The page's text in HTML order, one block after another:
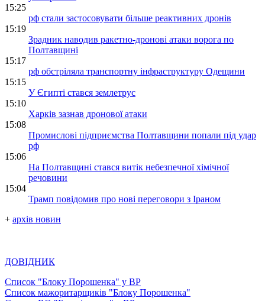
15:25
рф стали застосовувати більше реактивних дронів
15:19
Зрадник наводив ракетно-дронові атаки ворога по
Полтавщині
15:17
рф обстріляла транспортну інфраструктуру Одещини
15:15
У Єгипті стався землетрус
15:10
Харків зазнав дронової атаки
15:08
Промислові підприємства Полтавщини попали під удар
рф
15:06
На Полтавщині стався витік небезпечної хімічної
речовини
15:04
Трамп повідомив про нові переговори з Іраном
+ архів новин
ДОВІДНИК
Список "Блоку Порошенка" у ВР
Список мажоритарщиків "Блоку Порошенка"